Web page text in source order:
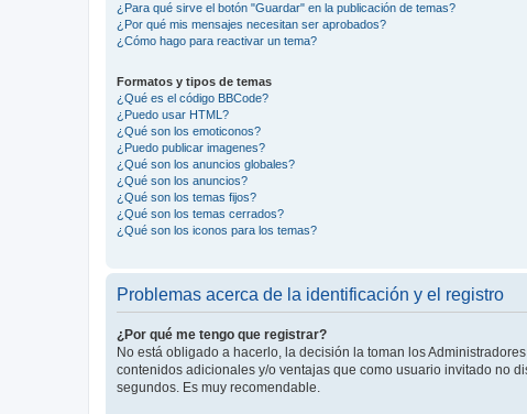
¿Para qué sirve el botón "Guardar" en la publicación de temas?
¿Por qué mis mensajes necesitan ser aprobados?
¿Cómo hago para reactivar un tema?
Formatos y tipos de temas
¿Qué es el código BBCode?
¿Puedo usar HTML?
¿Qué son los emoticonos?
¿Puedo publicar imagenes?
¿Qué son los anuncios globales?
¿Qué son los anuncios?
¿Qué son los temas fijos?
¿Qué son los temas cerrados?
¿Qué son los iconos para los temas?
Problemas acerca de la identificación y el registro
¿Por qué me tengo que registrar?
No está obligado a hacerlo, la decisión la toman los
contenidos adicionales y/o ventajas que como usuario invitado no
segundos. Es muy recomendable.